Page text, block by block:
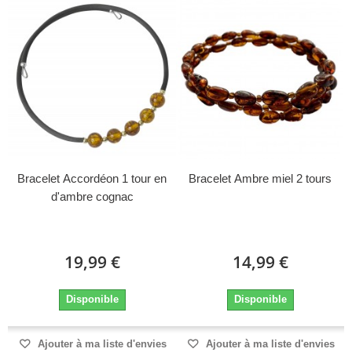
Bracelet Accordéon 1 tour en
d'ambre cognac
19,99 €
Disponible
Ajouter à ma liste d'envies
Bracelet Ambre miel 2 tours
14,99 €
Disponible
Ajouter à ma liste d'envies